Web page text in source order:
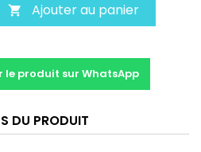
 Ajouter au panier
le produit sur WhatsApp
DU PRODUIT